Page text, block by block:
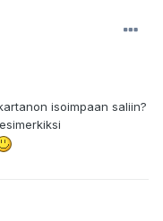
isoimpaan saliin?